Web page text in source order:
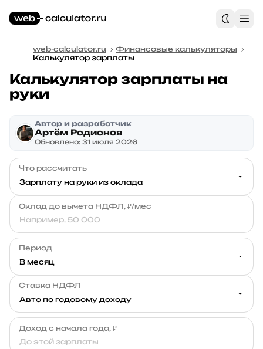
web-calculator.ru
Финансовые калькуляторы
Калькулятор зарплаты
Калькулятор зарплаты на
руки
Автор и разработчик
Артём Родионов
Обновлено: 31 июля 2026
Что рассчитать
Оклад до вычета НДФЛ, ₽/мес
Период
Ставка НДФЛ
Доход с начала года, ₽